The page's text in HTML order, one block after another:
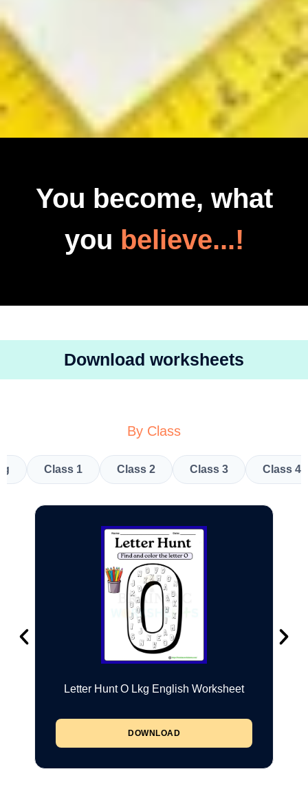
You become, what
you believe...!
Download worksheets
By Class
Class 1 Class 2 Class 3 Class 4
Letter Hunt O Lkg English Worksheet
DOWNLOAD